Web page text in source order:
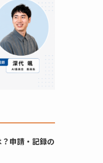
申請・記録の